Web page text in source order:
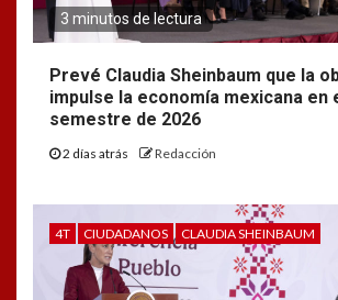
3 minutos de lectura
Prevé Claudia Sheinbaum que la
impulse la economía mexicana en
semestre de 2026
2 días atrás Redacción
4T CIUDADANOS CLAUDIA SHEINBAUM